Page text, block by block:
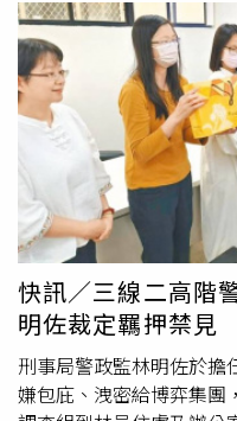
陳聖偉、科針隊長施明志
為林明佐涉犯《組織犯罪
制法》、《貪污治罪條例
有逃亡、湮滅、偽造或勾
必要，向台中地院聲請
押庭，法官認為林員所
逃亡、湮滅、偽造或勾串
禁止通信、收受物件。刑
察人員人事條例》即刻將
學行政警察學系第60期，
士學位。他獲台北市刑警
市刑警大隊並任隊長，期
戰將」，未料林明佐竟涉
下囚。
快訊／三線二高階
明佐裁定羈押禁見
刑事局警政監林明佐於擔
嫌包庇、洩密給博弈集團